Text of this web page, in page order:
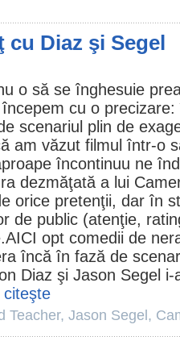
cu Diaz şi Segel
o să se înghesuie
cu o
scenariul plin de
am văzut filmul într-o
încontinuu ne
dezmăţată a lui
orice pretenţii, dar în
de public (atenţie,
AICI opt comedii de
încă în fază de
Diaz şi Jason Segel
citeşte
Teacher, Jason Segel ,